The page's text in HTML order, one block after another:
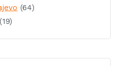
(64)
(19)